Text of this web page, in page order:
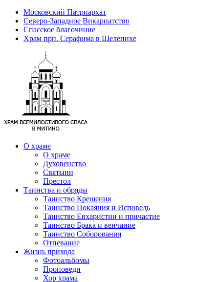
Московский Патриархат
Северо-Западное Викариатство
Спасское благочиние
Храм прп. Серафима в Шелепихе
О храме
О храме
Духовенство
Святыни
Престол
Таинства и обряды
Таинство Крещения
Таинство Покаяния и Исповедь
Таинство Евхаристии и причастие
Таинство Брака и венчание
Таинство Соборования
Отпевание
Жизнь прихода
Фотоальбомы
Проповеди
Хор храма